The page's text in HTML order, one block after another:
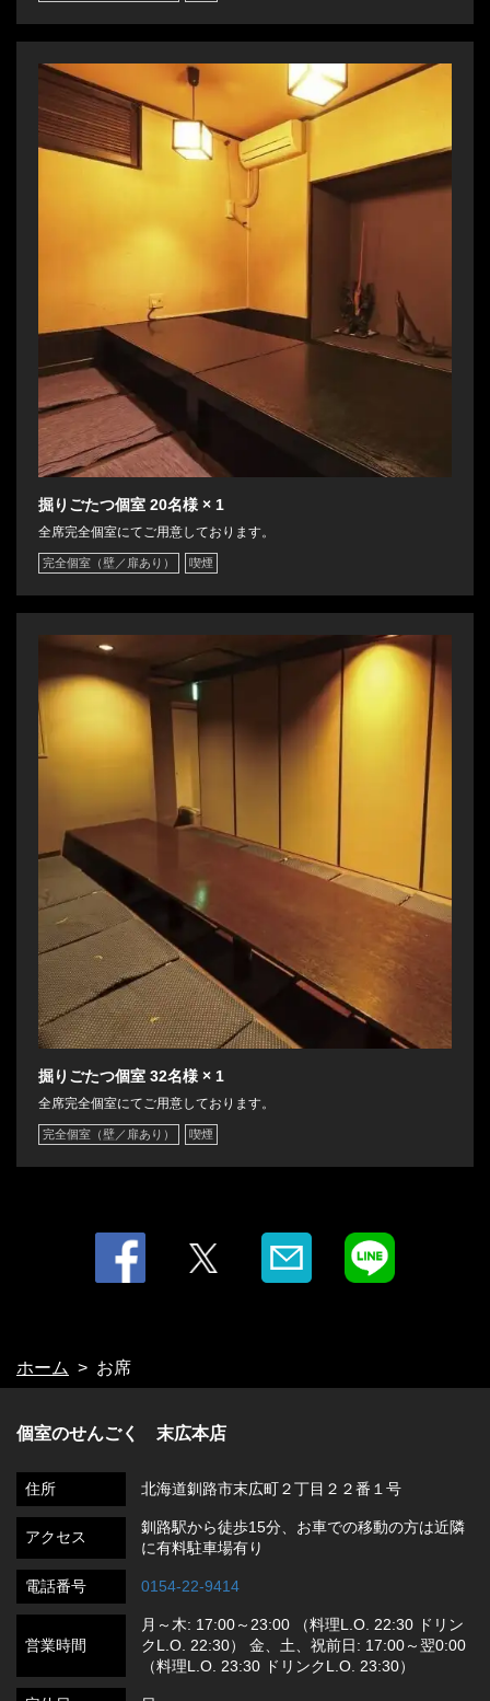
掘りごたつ個室 20名様 × 1
全席完全個室にてご用意しております。
完全個室（壁／扉あり） 喫煙
掘りごたつ個室 32名様 × 1
全席完全個室にてご用意しております。
完全個室（壁／扉あり） 喫煙
ホーム お席
個室のせんごく 末広本店
住所 北海道釧路市末広町２丁目２２番１号
アクセス
釧路駅から徒歩15分、お車での移動の方は近隣
に有料駐車場有り
電話番号 0154-22-9414
営業時間
月～木: 17:00～23:00 （料理L.O. 22:30 ドリン
クL.O. 22:30） 金、土、祝前日: 17:00～翌0:00
（料理L.O. 23:30 ドリンクL.O. 23:30）